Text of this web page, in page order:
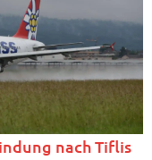
nach Tiflis